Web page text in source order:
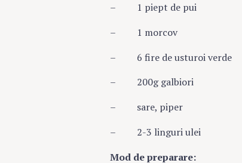
– 1 piept de pui
– 1 morcov
– 6 fire de usturoi verde
– 200g galbiori
– sare, piper
– 2-3 linguri ulei
Mod de preparare:
Search